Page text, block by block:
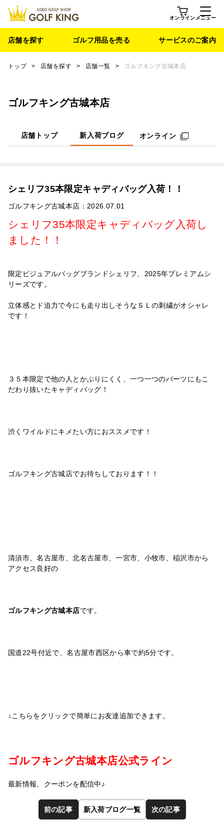
オンライン メニュー
店舗を探す ゴルフ用品を売る サービスのご案内
トップ > 店舗を探す > 店舗一覧 > ゴルフキング古城本店
ゴルフキング古城本店
店舗トップ 新入荷ブログ オンライン
シェリフ35本限定キャディバッグ入荷！！
ゴルフキング古城本店：2026.07.01
シェリフ35本限定キャディバッグ入荷し
ました！！
限定ビジュアルバッグブランドシェリフ、2025年プレミアムシ
リーズです。
立体感とド迫力で今にも走り出しそうなＳＬの刺繍がオシャレ
です！
３５本限定で他の人とかぶりにくく、一つ一つのパーツにもこ
だわり抜いたキャディバッグ！
渋くワイルドにキメたい方におススメです！
ゴルフキング古城店でお待ちしております！！
清須市、名古屋市、北名古屋市、一宮市、小牧市、稲沢市から
アクセス良好の
ゴルフキング古城本店です。
国道22号付近で、名古屋市西区から車で約5分です。
↓こちらをクリックで簡単にお友達追加できます。
ゴルフキング古城本店公式ライン
最新情報、クーポンを配信中♪
前の記事 新入荷ブログ一覧 次の記事